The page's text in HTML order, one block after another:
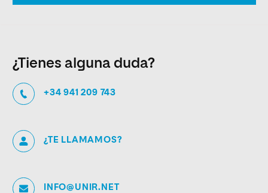
¿Tienes alguna duda?
+34 941 209 743
¿TE LLAMAMOS?
INFO@UNIR.NET